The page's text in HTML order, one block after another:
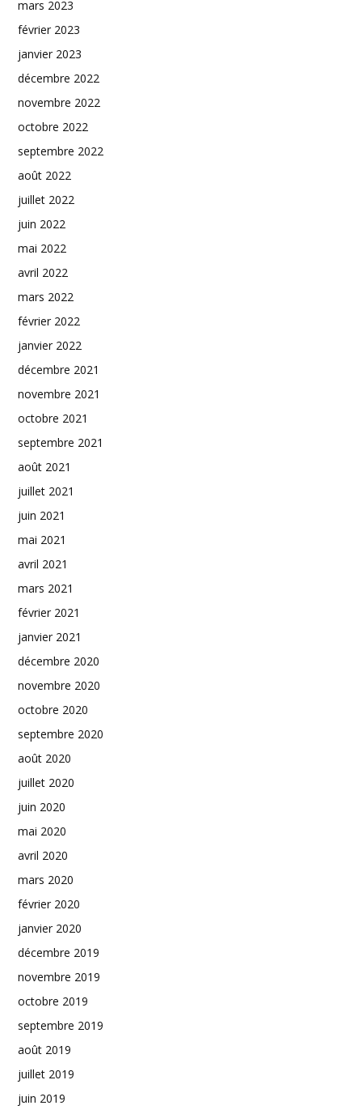
mars 2023
février 2023
janvier 2023
décembre 2022
novembre 2022
octobre 2022
septembre 2022
août 2022
juillet 2022
juin 2022
mai 2022
avril 2022
mars 2022
février 2022
janvier 2022
décembre 2021
novembre 2021
octobre 2021
septembre 2021
août 2021
juillet 2021
juin 2021
mai 2021
avril 2021
mars 2021
février 2021
janvier 2021
décembre 2020
novembre 2020
octobre 2020
septembre 2020
août 2020
juillet 2020
juin 2020
mai 2020
avril 2020
mars 2020
février 2020
janvier 2020
décembre 2019
novembre 2019
octobre 2019
septembre 2019
août 2019
juillet 2019
juin 2019